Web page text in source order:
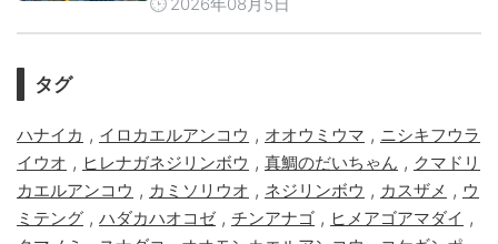
タグ
ハナイカ , イロカエルアンコウ , オオウミウマ , ニシキフウラ
イウオ , ヒレナガネジリンボウ , 真鯛のだいちゃん , クマドリ
カエルアンコウ , カミソリウオ , ネジリンボウ , カスザメ , ウ
ミテング , ハダカハオコゼ, チンアナゴ , ヒメアゴアマダイ ,